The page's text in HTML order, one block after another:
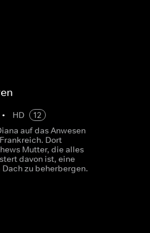
• HD
12
auf das Anwesen
Dort
Mutter, die alles
davon ist, eine
zu beherbergen.